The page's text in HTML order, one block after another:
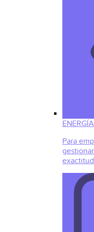
ENERGÍA
Para